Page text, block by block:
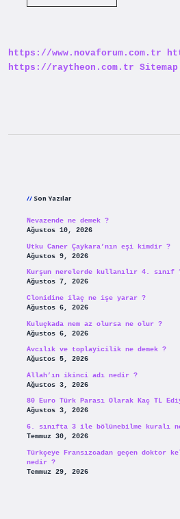
https://www.novaforum.com.tr
https://raytheon.com.tr Sitemap
Son Yazılar
Nevazende ne demek ?
Ağustos 10, 2026
Utku Caner Çaykara’nın eşi kimdir ?
Ağustos 9, 2026
Kurşun nerelerde kullanılır 4. sınıf
Ağustos 7, 2026
Clonidine ilaç ne işe yarar ?
Ağustos 6, 2026
Kuluçkada nem az olursa ne olur ?
Ağustos 6, 2026
Avcılık ve toplayicilik ne demek ?
Ağustos 5, 2026
Allah’ın ikinci adı nedir ?
Ağustos 3, 2026
80 Euro Türk Parası Olarak Kaç TL
Ağustos 3, 2026
6. sınıfta 3 ile bölünebilme kuralı
Temmuz 30, 2026
Türkçeye Fransızcadan geçen doktor
nedir ?
Temmuz 29, 2026